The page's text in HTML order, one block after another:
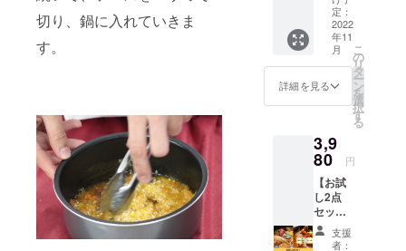
切り、鍋に入れていきま
す。
『他にはな
い、あった
ら便利、役
に立つ、み
んなを笑顔
届けしてい
きたい。』
私たちに関
わってくだ
さる全ての
ンサー
になれ
る権利
です。
株式会
社
Connec
tionの
援者と
してお
名前を
掲載さ
せてい
ただき
ます。
あなた
定：
2022
年11
月
詳細を見る
こ
の
リ
タ
ー
ン
を
選
択
す
る
3,9
80 円
【お試
し2点
セッ
ト】
ミール
支援
者：